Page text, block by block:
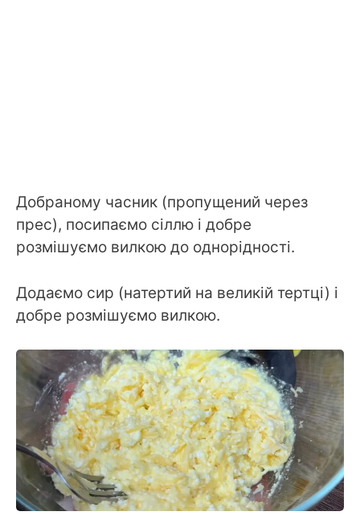
Добраному часник (пропущений через
прес), посипаємо сіллю і добре
розмішуємо вилкою до однорідності.
Додаємо сир (натертий на великій тертці) і
добре розмішуємо вилкою.